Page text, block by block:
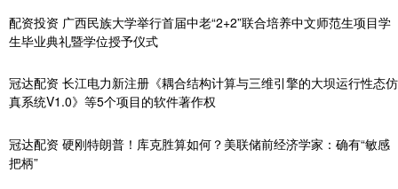
配资投资 广西民族大学举行首届中老“2+2”联合培养中文师范生项目学
生毕业典礼暨学位授予仪式
冠达配资 长江电力新注册《耦合结构计算与三维引擎的大坝运行性态仿
真系统V1.0》等5个项目的软件著作权
冠达配资 硬刚特朗普！库克胜算如何？美联储前经济学家：确有“敏感
把柄”